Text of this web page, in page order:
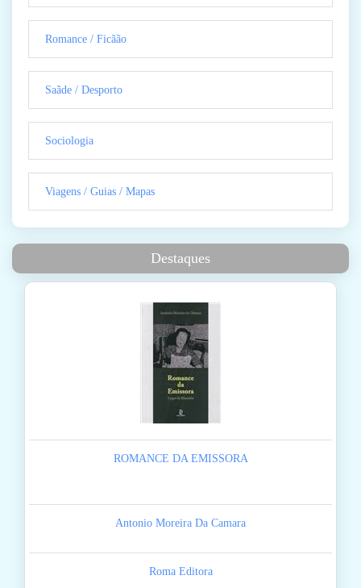
Romance / Ficãão
Saãde / Desporto
Sociologia
Viagens / Guias / Mapas
Destaques
ROMANCE DA EMISSORA
Antonio Moreira Da Camara
Roma Editora